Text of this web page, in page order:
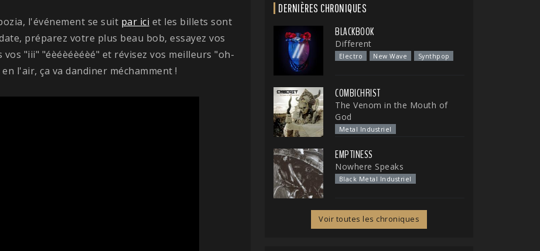
l'événement se suit par ici et les billets sont
préparez votre plus beau bob, essayez vos
"iii" "éèéèéèéèé" et révisez vos meilleurs "oh-
l'air, ça va dandiner méchamment !
DERNIÈRES CHRONIQUES
BLACKBOOK
Different
Electro New Wave Synthpop
COMBICHRIST
The Venom in the Mouth of
God
Metal Industriel
EMPTINESS
Nowhere Speaks
Black Metal Industriel
Voir toutes les chroniques